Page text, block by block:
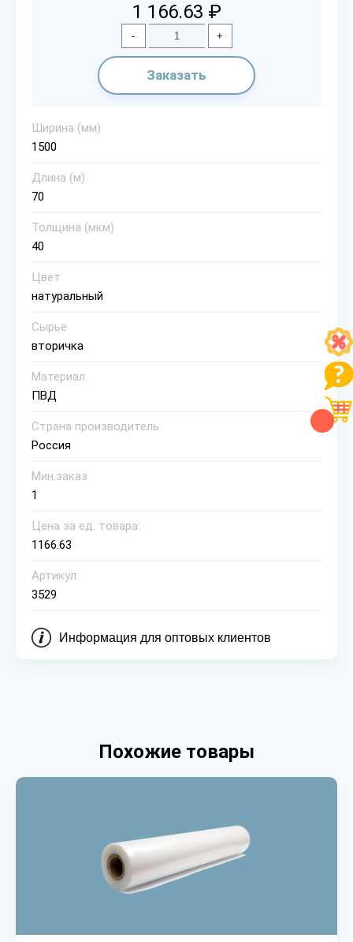
1 166.63 ₽
- +
Заказать
Ширина (мм)
1500
Длина (м)
70
Толщина (мкм)
40
Цвет
натуральный
Сырье
вторичка
Материал
ПВД
Страна производитель
Россия
Мин.заказ
1
Цена за ед. товара:
1166.63
Артикул:
3529
Информация для оптовых клиентов
Похожие товары